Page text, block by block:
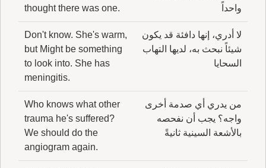
واحداً
thought there was one.
لا أدري، إنها دافئة قد يكون
شيئاً نبحث به، لديها التهاب
السحايا
Don't know. She's warm,
but Might be something
to look into. She has
meningitis.
من يدري أي صدمة أخرى
واجه؟ يجب أن نفحصه
بالأشعة السينية ثانيةً
Who knows what other
trauma he's suffered?
We should do the
angiogram again.